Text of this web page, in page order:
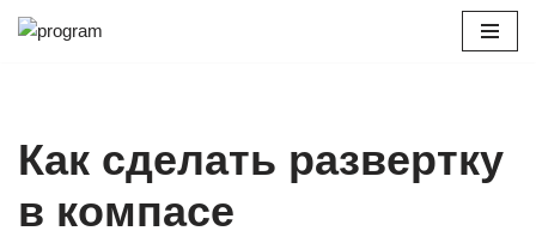
Как сделать развертку
в компасе